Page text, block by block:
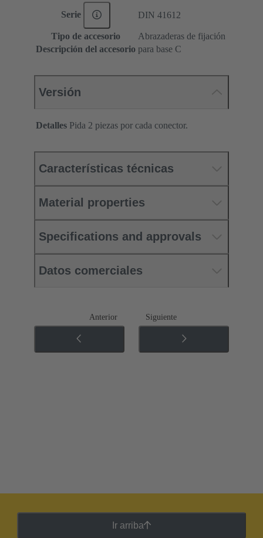
Serie DIN 41612
Tipo de accesorio
Abrazaderas de fijación
Descripción del accesorio para base C
Versión
Detalles Pida 2 piezas por cada conector.
Características técnicas
Material properties
Specifications and approvals
Datos comerciales
Anterior Siguiente
Ir arriba